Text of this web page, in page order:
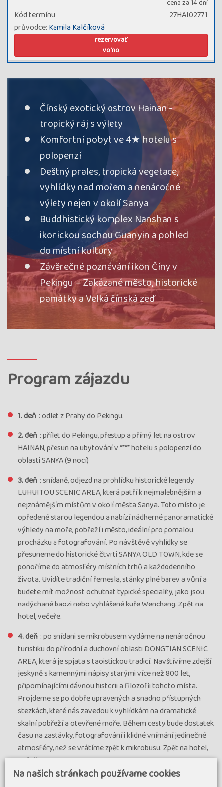
průvodce: Kamila Kalčíková
Kód termínu 27HAI02771
cena za 14 dní
rezervovať
voľno
Čínský exotický ostrov Hainan -
tropický ráj s výlety
Komfortní pobyt ve 4★ hotelu s
polopenzí
Deštný prales, tropická vegetace,
vyhlídky nad mořem a nenáročné
výlety nejen v okolí Sanya
Buddhistický komplex Nanshan s
ikonickou sochou Guanyin a pohled
do místní kultury
Závěrečné poznávání ikon Číny v
Pekingu – Zakázané město, historické
památky a Velká čínská zeď
Program zájazdu
1. deň : odlet z Prahy do Pekingu.
2. deň : přílet do Pekingu, přestup a přímý let na ostrov
HAINAN, přesun na ubytování v **** hotelu s polopenzí do
oblasti SANYA (9 nocí)
3. deň : snídaně, odjezd na prohlídku historické legendy
LUHUITOU SCENIC AREA, která patří k nejmalebnějším a
nejznámějším místům v okolí města Sanya. Toto místo je
opředené starou legendou a nabízí nádherné panoramatické
výhledy na moře, pobřeží i město, ideální pro pomalou
procházku a fotografování. Po návštěvě vyhlídky se
přesuneme do historické čtvrti SANYA OLD TOWN, kde se
ponoříme do atmosféry místních trhů a každodenního
života. Uvidíte tradiční řemesla, stánky plné barev a vůní a
budete mít možnost ochutnat typické speciality, jako jsou
nadýchané baozi nebo vyhlášené kuře Wenchang. Zpět na
hotel, večeře.
4. deň : po snídani se mikrobusem vydáme na nenáročnou
turistiku do přírodní a duchovní oblasti DONGTIAN SCENIC
AREA, která je spjata s taoistickou tradicí. Navštívíme zdejší
jeskyně s kamennými nápisy starými více než 800 let,
připomínajícími dávnou historii a filozofii tohoto místa.
Projdeme se po dobře upravených a snadno přístupných
stezkách, které nás zavedou k vyhlídkám na dramatické
skalní pobřeží a otevřené moře. Během cesty bude dostatek
času na zastávky, fotografování i klidné vnímání jedinečné
atmosféry, než se vrátíme zpět k mikrobusu. Zpět na hotel,
večeře.
5. deň : den zahájíme bohatou snídaní v hotelu. Následuje
Na našich stránkach používame cookies